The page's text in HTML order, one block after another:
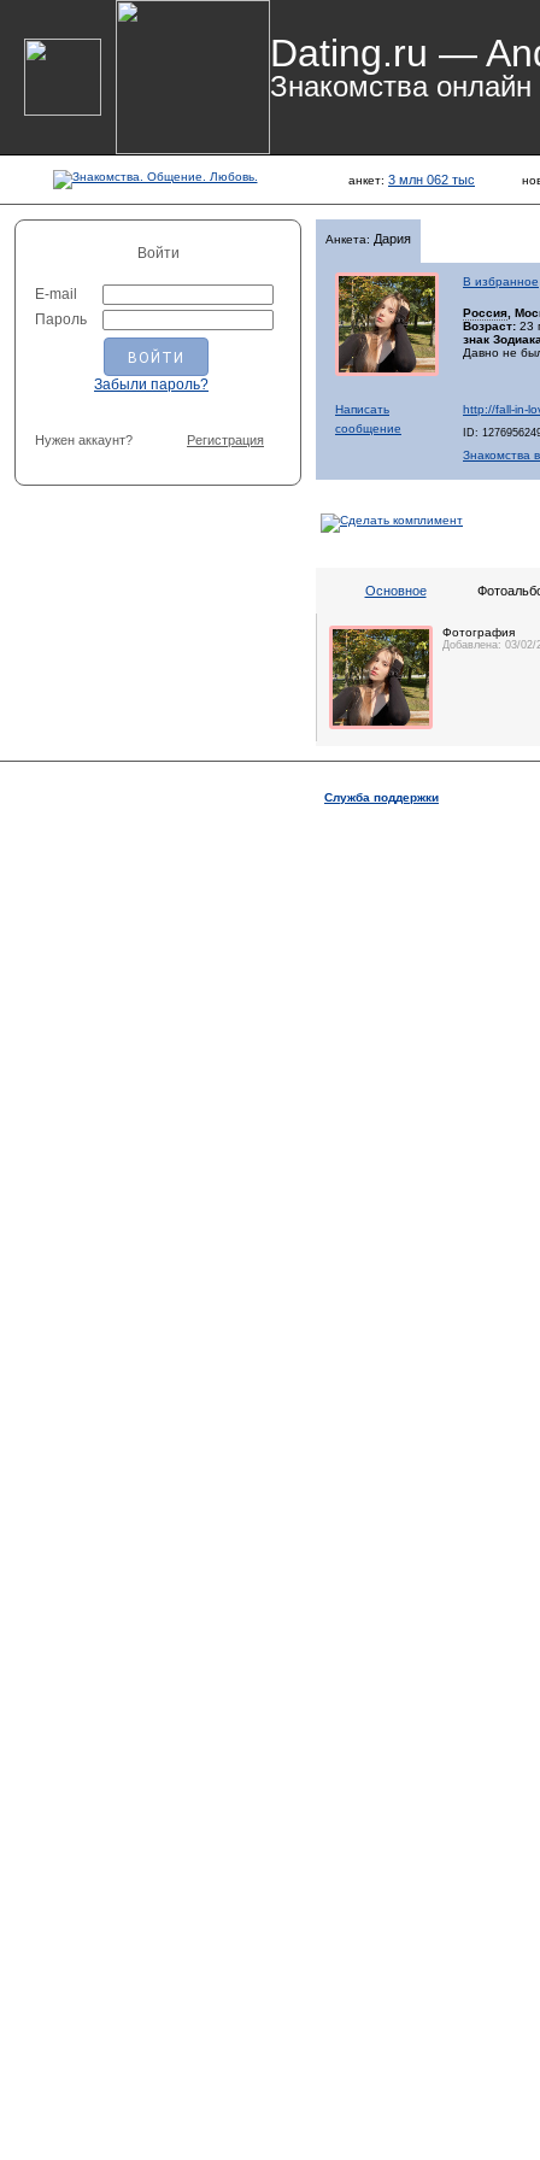
Dating.ru —
Знакомства онлайн
анкет: 3 млн 062 тыс
Войти
E-mail
Пароль
Забыли пароль?
Нужен аккаунт? Регистрация
Анкета: Дария
В избранное
Россия ,
Возраст: 23
знак
Давно не
Написать
сообщение
http://fall-in-
ID:
Знакомства
Основное
Фотография
Добавлена: 03/02/
Служба поддержки